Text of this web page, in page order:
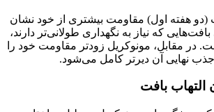
(دو هفته اول) مقاومت بیشتری از خود نشان
که نیاز به نگهداری طولانی‌تر دارند،
در مقابل، مونوکریل زودتر مقاومت خود را
نهایی آن دیرتر کامل می‌شود.